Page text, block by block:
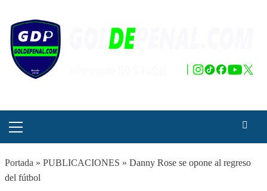
contenido
principal
Portada » PUBLICACIONES » Danny Rose se opone al regreso
del fútbol